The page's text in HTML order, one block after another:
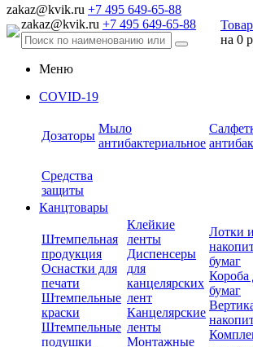
zakaz@kvik.ru +7 495 649-65-88
zakaz@kvik.ru +7 495 649-65-88
на 0
Меню
COVID-19
Дозаторы
Мыло
антибактериальное
Средства
защиты
Канцтовары
Штемпельная
продукция
Оснастки для
печати
Штемпельные
краски
Штемпельные
подушки
Клейкие
ленты
Диспенсеры
для
канцелярских
лент
Канцелярские
ленты
Монтажные
Лотки и
бумаг
Короба
бумаг